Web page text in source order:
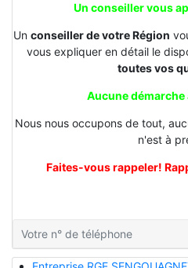
Un conseiller vous
Un conseiller de votre Région
vous expliquer en détail le
toutes vos
Aucune
Nous nous occupons de tout,
n'est à
Faites-vous rappeler!